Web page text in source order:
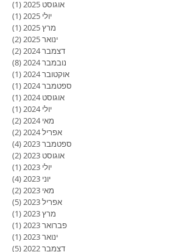
אוגוסט 2025
(1)
יולי 2025
(1)
מרץ 2025
(1)
ינואר 2025
(2)
דצמבר 2024
(2)
נובמבר 2024
(8)
אוקטובר 2024
(1)
ספטמבר 2024
(1)
אוגוסט 2024
(1)
יולי 2024
(1)
מאי 2024
(2)
אפריל 2024
(2)
ספטמבר 2023
(4)
אוגוסט 2023
(2)
יולי 2023
(1)
יוני 2023
(4)
מאי 2023
(2)
אפריל 2023
(5)
מרץ 2023
(1)
פברואר 2023
(1)
ינואר 2023
(1)
דצמבר 2022
(5)